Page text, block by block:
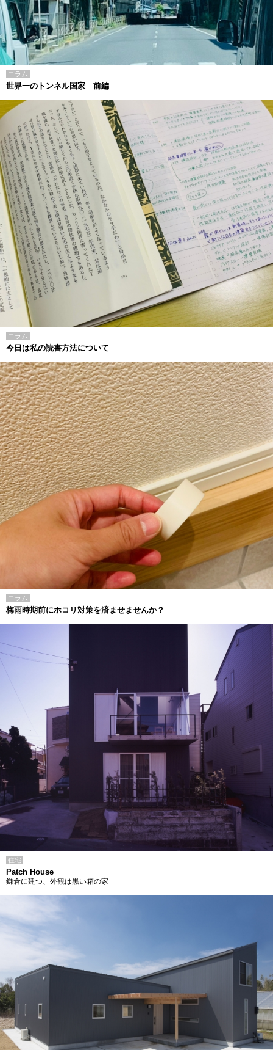
コラム
世界一のトンネル国家 前編
コラム
今日は私の読書方法について
コラム
梅雨時期前にホコリ対策を済ませませんか？
住宅
Patch House
鎌倉に建つ、外観は黒い箱の家